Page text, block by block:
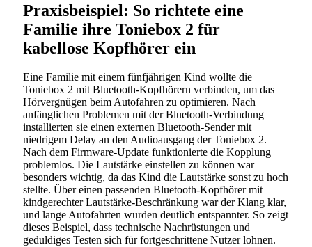
Praxisbeispiel: So richtete eine
Familie ihre Toniebox 2 für
kabellose Kopfhörer ein
Eine Familie mit einem fünfjährigen Kind wollte die
Toniebox 2 mit Bluetooth-Kopfhörern verbinden, um das
Hörvergnügen beim Autofahren zu optimieren. Nach
anfänglichen Problemen mit der Bluetooth-Verbindung
installierten sie einen externen Bluetooth-Sender mit
niedrigem Delay an den Audioausgang der Toniebox 2.
Nach dem Firmware-Update funktionierte die Kopplung
problemlos. Die Lautstärke einstellen zu können war
besonders wichtig, da das Kind die Lautstärke sonst zu hoch
stellte. Über einen passenden Bluetooth-Kopfhörer mit
kindgerechter Lautstärke-Beschränkung war der Klang klar,
und lange Autofahrten wurden deutlich entspannter. So zeigt
dieses Beispiel, dass technische Nachrüstungen und
geduldiges Testen sich für fortgeschrittene Nutzer lohnen.